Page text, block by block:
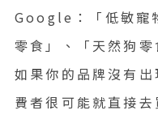
Google：「低敏寵
零食」、「天然狗零
如果你的品牌沒有
費者很可能就直接去